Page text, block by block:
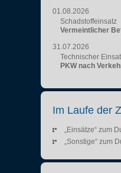
01.08.2026
Schadstoffeinsatz
Vermeintlicher
31.07.2026
Technischer
PKW nach
Im Laufe der
„Einsätze“ zum
„Sonstige“ zum